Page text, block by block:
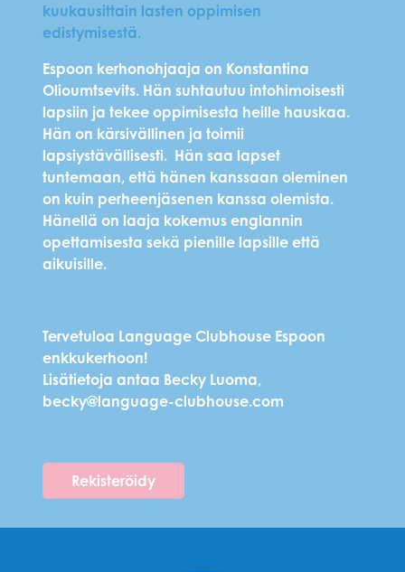
kuukausittain lasten oppimisen
edistymisestä.
Espoon kerhonohjaaja on Konstantina
Olioumtsevits. Hän suhtautuu intohimoisesti
lapsiin ja tekee oppimisesta heille hauskaa.
Hän on kärsivällinen ja toimii
lapsiystävällisesti. Hän saa lapset
tuntemaan, että hänen kanssaan oleminen
on kuin perheenjäsenen kanssa olemista.
Hänellä on laaja kokemus englannin
opettamisesta sekä pienille lapsille että
aikuisille.
Tervetuloa Language Clubhouse Espoon
enkkukerhoon!
Lisätietoja antaa Becky Luoma,
becky@language-clubhouse.com
Rekisteröidy